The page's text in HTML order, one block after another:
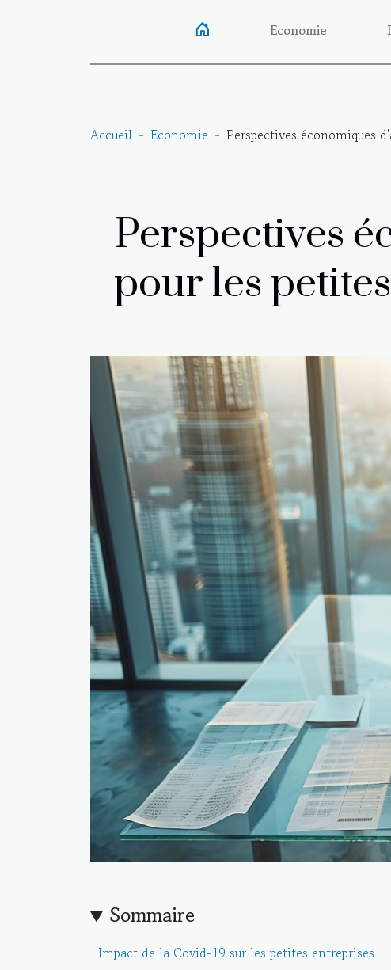
Economie
Accueil Economie Perspectives économiques
Perspectives
pour les
Sommaire
Impact de la Covid-19 sur les petites entreprises